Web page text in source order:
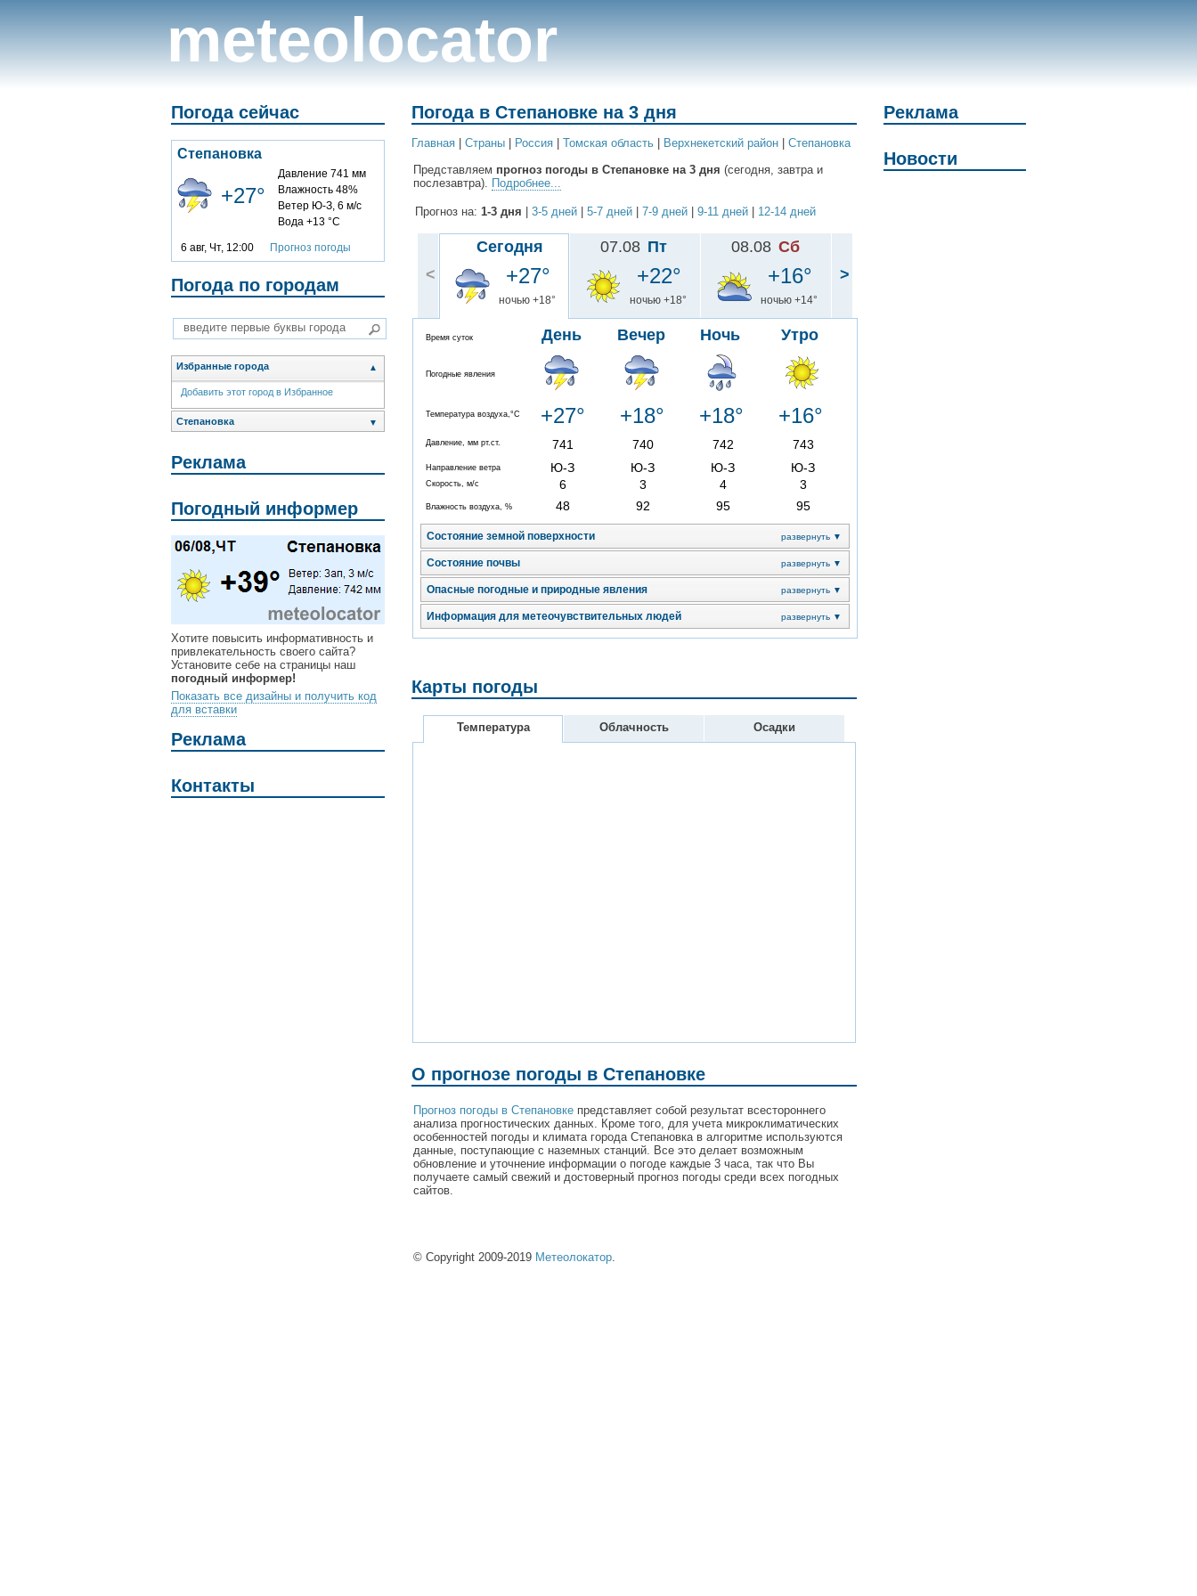
meteolocator
Погода сейчас
Степановка
+27°
Давление 741 мм
Влажность 48%
Ветер Ю-З, 6 м/с
Вода +13 °C
6 авг, Чт, 12:00 Прогноз погоды
Погода по городам
Избранные города ▲
Добавить этот город в Избранное
Степановка ▼
Реклама
Погодный информер
Хотите повысить информативность и
привлекательность своего сайта?
Установите себе на страницы наш
погодный информер!
Показать все дизайны и получить код
для вставки
Реклама
Контакты
Погода в Степановке на 3 дня
Главная Cтраны Россия Томская область Верхнекетский район
Степановка
Представляем прогноз погоды в Степановке на 3 дня (сегодня, завтра и
послезавтра). Подробнее...
Прогноз на: 1-3 дня 3-5 дней 5-7 дней 7-9 дней 9-11 дней 12-14 дней
<
Сегодня
+27°
ночью +18°
Время суток День Вечер Ночь Утро
Погодные явления
Температура воздуха,°C +27° +18° +18° +16°
Давление, мм рт.ст. 741 740 742 743
Направление ветра Ю-З Ю-З Ю-З Ю-З
Скорость, м/с 6 3 4 3
Влажность воздуха, % 48 92 95 95
Состояние земной поверхности развернуть ▼
Состояние почвы развернуть ▼
Опасные погодные и природные явления развернуть ▼
Информация для метеочувствительных людей развернуть ▼
07.08 Пт
+22°
ночью +18°
08.08 Сб
+16°
ночью +14°
>
Карты погоды
Температура Облачность Осадки
О прогнозе погоды в Степановке
Прогноз погоды в Степановке представляет собой результат всестороннего
анализа прогностических данных. Кроме того, для учета микроклиматических
особенностей погоды и климата города Степановка в алгоритме используются
данные, поступающие с наземных станций. Все это делает возможным
обновление и уточнение информации о погоде каждые 3 часа, так что Вы
получаете самый свежий и достоверный прогноз погоды среди всех погодных
сайтов.
© Copyright 2009-2019 Метеолокатор
Реклама
Новости